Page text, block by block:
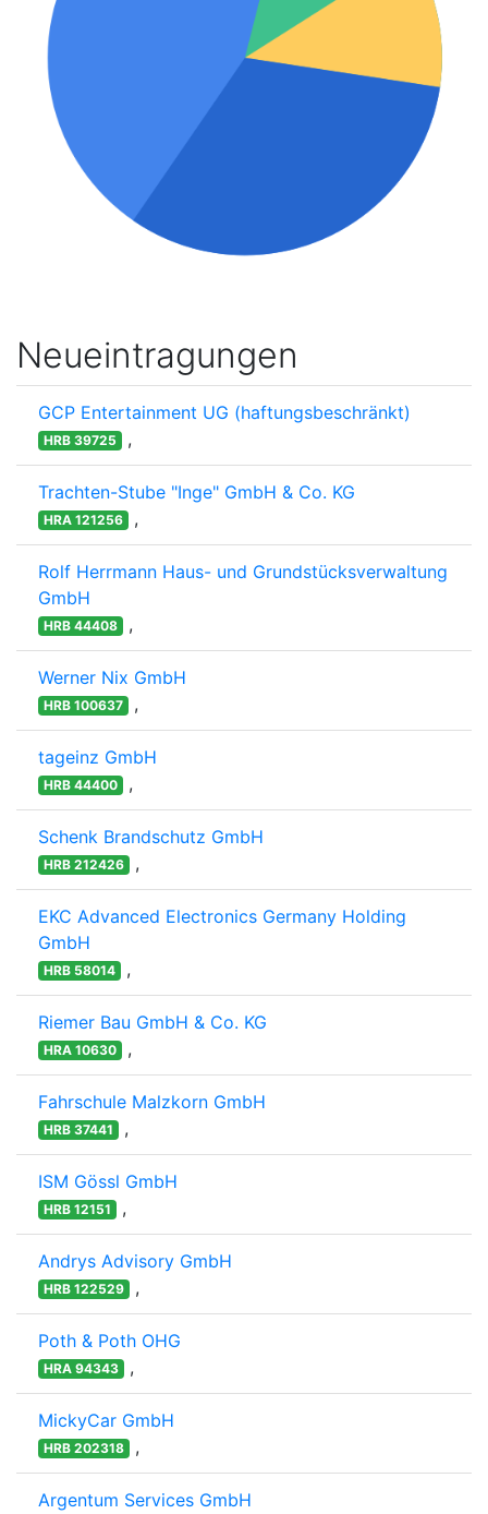
Neueintragungen
GCP Entertainment UG (haftungsbeschränkt)
HRB 39725 ,
Trachten-Stube "Inge" GmbH & Co. KG
HRA 121256 ,
Rolf Herrmann Haus- und Grundstücksverwaltung
GmbH
HRB 44408 ,
Werner Nix GmbH
HRB 100637 ,
tageinz GmbH
HRB 44400 ,
Schenk Brandschutz GmbH
HRB 212426 ,
EKC Advanced Electronics Germany Holding
GmbH
HRB 58014 ,
Riemer Bau GmbH & Co. KG
HRA 10630 ,
Fahrschule Malzkorn GmbH
HRB 37441 ,
ISM Gössl GmbH
HRB 12151 ,
Andrys Advisory GmbH
HRB 122529 ,
Poth & Poth OHG
HRA 94343 ,
MickyCar GmbH
HRB 202318 ,
Argentum Services GmbH